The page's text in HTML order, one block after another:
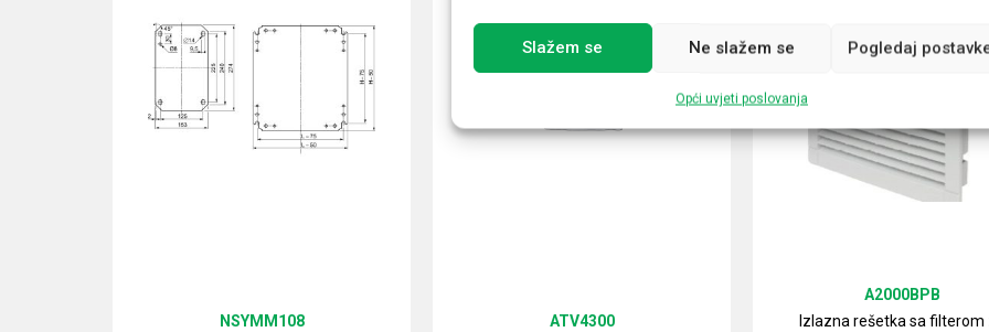
Slažem se Ne slažem se Pogledaj
Opći uvjeti poslovanja
NSYMM108 ATV4300
Izlazna rešetka sa filterom
A2000BPB